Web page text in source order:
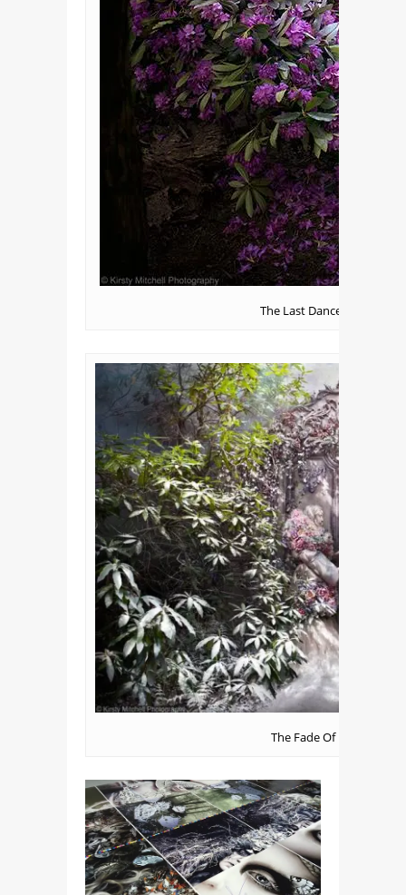
The Last Dance Of The
The Fade Of Fallen